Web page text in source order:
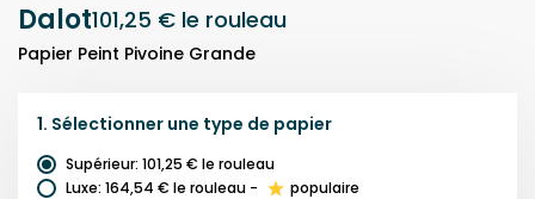
Dalot101,25 € le rouleau
Papier Peint Pivoine Grande
1. Sélectionner une type de papier
Supérieur: 101,25 € le rouleau
Luxe: 164,54 € le rouleau -
populaire